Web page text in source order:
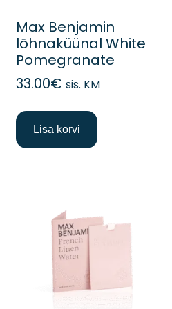
Max Benjamin
lõhnaküünal White
Pomegranate
33.00€ sis. KM
Lisa korvi